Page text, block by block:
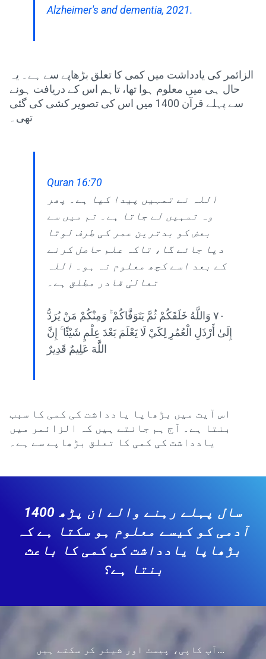
Alzheimer's and dementia, 2021.
الزائمر کی یادداشت میں کمی کا تعلق بڑھاپے سے ہے۔ یہ
حال ہی میں معلوم ہوا تھا، تاہم اس کے دریافت ہونے
سے پہلے قرآن 1400 میں اس کی تصویر کشی کی گئی
تھی۔
Quran 16:70
اللہ نے تمہیں پیدا کیا ہے۔ پھر
وہ تمہیں لے جاتا ہے۔ تم میں سے
بعض کو بدترین عمر کی طرف لوٹا
دیا جائے گا، تاکہ علم حاصل کرنے
کے بعد اسے کچھ معلوم نہ ہو۔ اللہ
تعالیٰ قادر مطلق ہے۔
٧٠ وَاللَّهُ خَلَقَكُمْ ثُمَّ يَتَوَفَّاكُمْ ۚ وَمِنْكُمْ مَنْ يُرَدُّ
إِلَىٰ أَرْذَلِ الْعُمُرِ لِكَيْ لَا يَعْلَمَ بَعْدَ عِلْمٍ شَيْئًا ۚ إِنَّ
اللَّهَ عَلِيمٌ قَدِيرٌ
اس آیت میں بڑھاپا یادداشت کی کمی کا سبب
بنتا ہے۔ آج ہم جانتے ہیں کہ الزائمر میں
یادداشت کی کمی کا تعلق بڑھاپے سے ہے۔
1400 سال پہلے رہنے والے ان پڑھ
آدمی کو کیسے معلوم ہو سکتا ہے کہ
بڑھاپا یادداشت کی کمی کا باعث
بنتا ہے؟
آپ کاپی، پیسٹ اور شیئر کر سکتے ہیں...